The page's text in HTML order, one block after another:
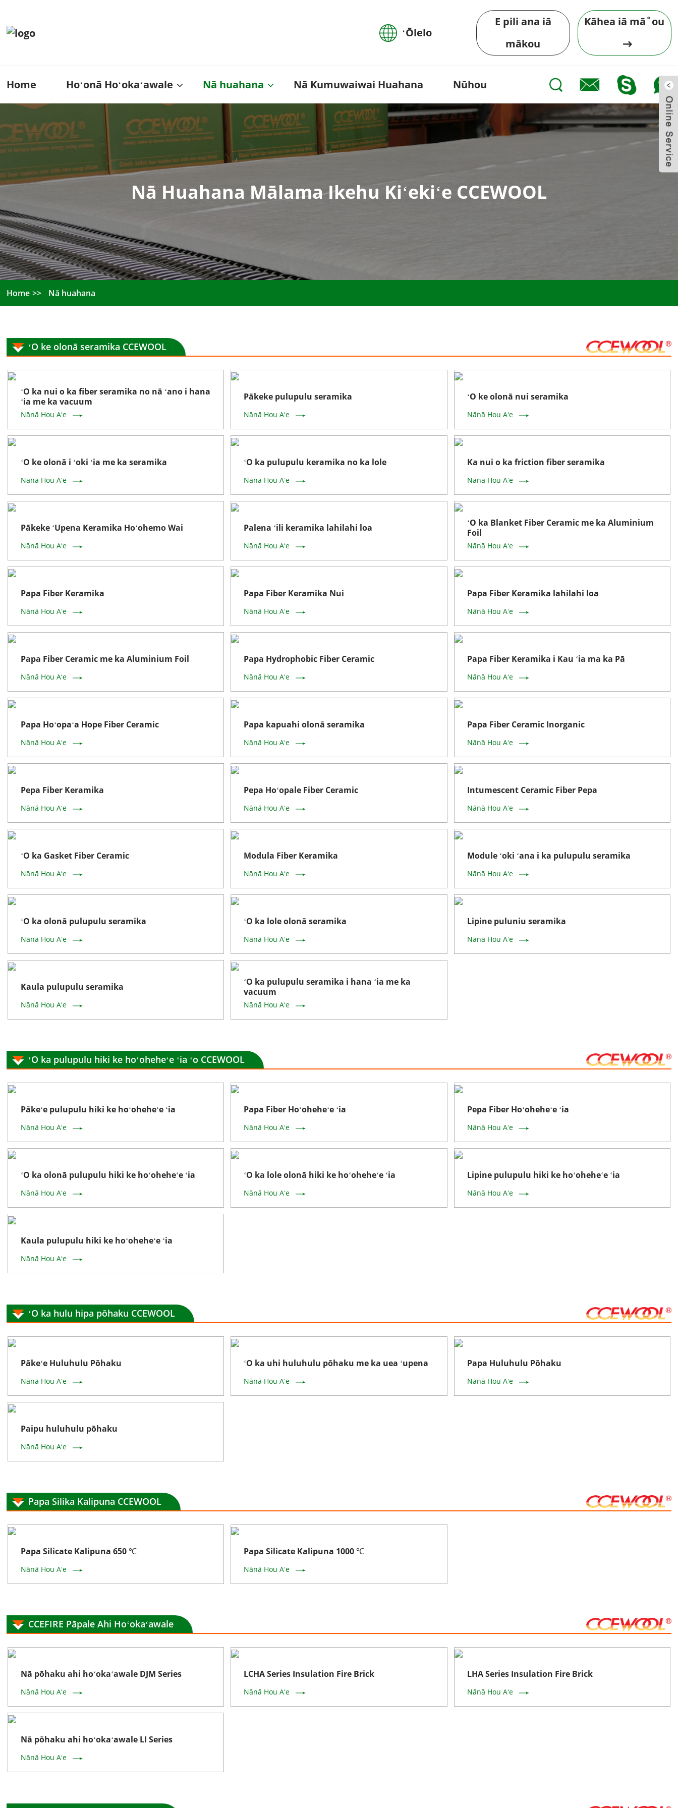
ʻŌlelo
E pili ana iā
mākou
Kāhea iā mā˚ou
Home Hoʻonā Hoʻokaʻawale Nā huahana Nā Kumuwaiwai Huahana Nūhou
Nā Huahana Mālama Ikehu Kiʻekiʻe CCEWOOL
Home Nā huahana
ʻO ke olonā seramika CCEWOOL
ʻO ka nui o ka fiber seramika no nā ʻano i hana
ʻia me ka vacuum
Nānā Hou Aʻe
Pākeke pulupulu seramika
Nānā Hou Aʻe
ʻO ke olonā nui seramika
Nānā Hou Aʻe
ʻO ke olonā i ʻoki ʻia me ka seramika
Nānā Hou Aʻe
ʻO ka pulupulu keramika no ka lole
Nānā Hou Aʻe
Ka nui o ka friction fiber seramika
Nānā Hou Aʻe
Pākeke ʻUpena Keramika Hoʻohemo Wai
Nānā Hou Aʻe
Palena ʻili keramika lahilahi loa
Nānā Hou Aʻe
ʻO ka Blanket Fiber Ceramic me ka Aluminium
Foil
Nānā Hou Aʻe
Papa Fiber Keramika
Nānā Hou Aʻe
Papa Fiber Keramika Nui
Nānā Hou Aʻe
Papa Fiber Keramika lahilahi loa
Nānā Hou Aʻe
Papa Fiber Ceramic me ka Aluminium Foil
Nānā Hou Aʻe
Papa Hydrophobic Fiber Ceramic
Nānā Hou Aʻe
Papa Fiber Keramika i Kau ʻia ma ka Pā
Nānā Hou Aʻe
Papa Hoʻopaʻa Hope Fiber Ceramic
Nānā Hou Aʻe
Papa kapuahi olonā seramika
Nānā Hou Aʻe
Papa Fiber Ceramic Inorganic
Nānā Hou Aʻe
Pepa Fiber Keramika
Nānā Hou Aʻe
Pepa Hoʻopale Fiber Ceramic
Nānā Hou Aʻe
Intumescent Ceramic Fiber Pepa
Nānā Hou Aʻe
ʻO ka Gasket Fiber Ceramic
Nānā Hou Aʻe
Modula Fiber Keramika
Nānā Hou Aʻe
Module ʻoki ʻana i ka pulupulu seramika
Nānā Hou Aʻe
ʻO ka olonā pulupulu seramika
Nānā Hou Aʻe
ʻO ka lole olonā seramika
Nānā Hou Aʻe
Lipine puluniu seramika
Nānā Hou Aʻe
Kaula pulupulu seramika
Nānā Hou Aʻe
ʻO ka pulupulu seramika i hana ʻia me ka
vacuum
Nānā Hou Aʻe
ʻO ka pulupulu hiki ke hoʻoheheʻe ʻia ʻo CCEWOOL
Pākeʻe pulupulu hiki ke hoʻoheheʻe ʻia
Nānā Hou Aʻe
Papa Fiber Hoʻoheheʻe ʻia
Nānā Hou Aʻe
Pepa Fiber Hoʻoheheʻe ʻia
Nānā Hou Aʻe
ʻO ka olonā pulupulu hiki ke hoʻoheheʻe ʻia
Nānā Hou Aʻe
ʻO ka lole olonā hiki ke hoʻoheheʻe ʻia
Nānā Hou Aʻe
Lipine pulupulu hiki ke hoʻoheheʻe ʻia
Nānā Hou Aʻe
Kaula pulupulu hiki ke hoʻoheheʻe ʻia
Nānā Hou Aʻe
ʻO ka hulu hipa pōhaku CCEWOOL
Pākeʻe Huluhulu Pōhaku
Nānā Hou Aʻe
ʻO ka uhi huluhulu pōhaku me ka uea ʻupena
Nānā Hou Aʻe
Papa Huluhulu Pōhaku
Nānā Hou Aʻe
Paipu huluhulu pōhaku
Nānā Hou Aʻe
Papa Silika Kalipuna CCEWOOL
Papa Silicate Kalipuna 650 ℃
Nānā Hou Aʻe
Papa Silicate Kalipuna 1000 ℃
Nānā Hou Aʻe
CCEFIRE Pāpale Ahi Hoʻokaʻawale
Nā pōhaku ahi hoʻokaʻawale DJM Series
Nānā Hou Aʻe
LCHA Series Insulation Fire Brick
Nānā Hou Aʻe
LHA Series Insulation Fire Brick
Nānā Hou Aʻe
Nā pōhaku ahi hoʻokaʻawale LI Series
Nānā Hou Aʻe